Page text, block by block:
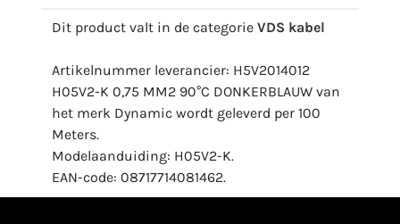
Dit product valt in de categorie VDS kabel
Artikelnummer leverancier: H5V2014012
H05V2-K 0,75 MM2 90°C DONKERBLAUW van
het merk Dynamic wordt geleverd per 100
Meters.
Modelaanduiding: H05V2-K.
EAN-code: 08717714081462.